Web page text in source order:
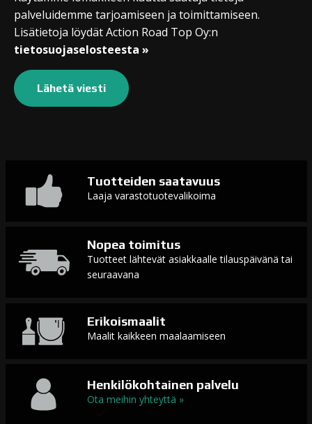
palveluidemme tarjoamiseen ja toimittamiseen.
Lisätietoja löydät Action Road Top Oy:n
tietosuojaselosteesta »
Tuotteiden saatavuus
Laaja varastotuotevalikoima
Nopea toimitus
Tuotteet lähtevät asiakkaalle tilauspäivänä tai
seuraavana
Erikoismaalit
Maalit kaikkeen maalaamiseen
Henkilökohtainen palvelu
Ota meihin yhteyttä »